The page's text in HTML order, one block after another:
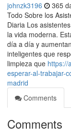
johnzk3196 365
Todo Sobre los
Diaria Los
la vida moderna.
día a día y
inteligentes que
limpieza que https://
esperar-al-trabajar-
madrid
Comments
Comments